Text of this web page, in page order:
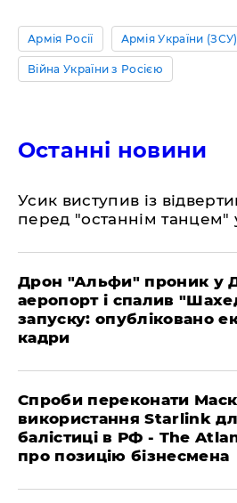
Армія Росії Армія України (ЗСУ)
Війна України з Росією
Останні новини
​Усик виступив із
перед "останнім танцем"
​Дрон "Альфи" проник у
аеропорт і спалив
запуску: опубліковано
кадри
​Спроби переконати
використання Starlink
балістиці в РФ - The
про позицію бізнесмена